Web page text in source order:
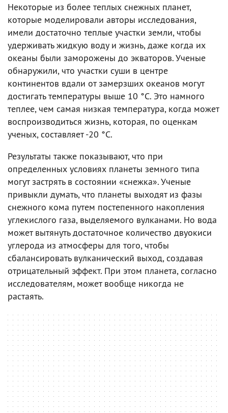
Некоторые из более теплых снежных планет,
которые моделировали авторы исследования,
имели достаточно теплые участки земли, чтобы
удерживать жидкую воду и жизнь, даже когда их
океаны были заморожены до экваторов. Ученые
обнаружили, что участки суши в центре
континентов вдали от замерзших океанов могут
достигать температуры выше 10 °C. Это намного
теплее, чем самая низкая температура, когда может
воспроизводиться жизнь, которая, по оценкам
ученых, составляет -20 °C.
Результаты также показывают, что при
определенных условиях планеты земного типа
могут застрять в состоянии «снежка». Ученые
привыкли думать, что планеты выходят из фазы
снежного кома путем постепенного накопления
углекислого газа, выделяемого вулканами. Но вода
может вытянуть достаточное количество двуокиси
углерода из атмосферы для того, чтобы
сбалансировать вулканический выход, создавая
отрицательный эффект. При этом планета, согласно
исследователям, может вообще никогда не
растаять.